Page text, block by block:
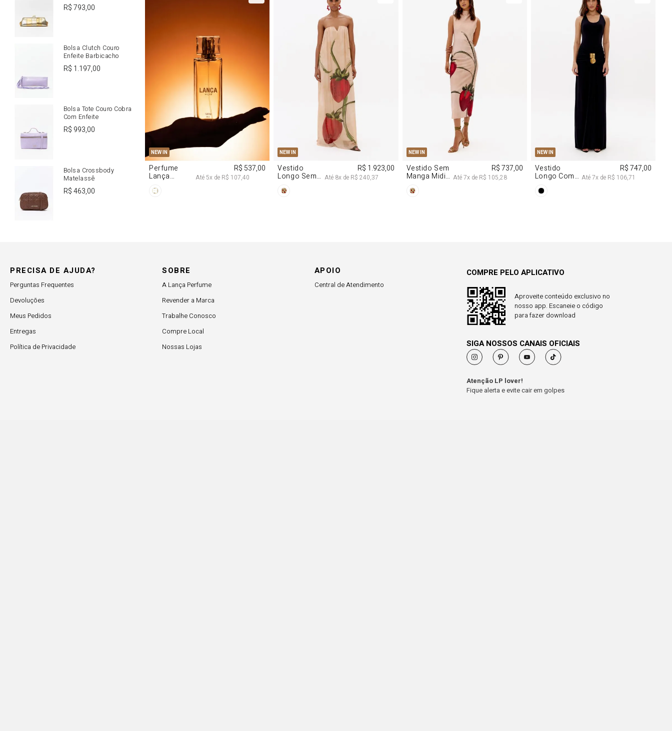
R$793,00
Bolsa Clutch Couro
Enfeite Barbicacho
R$ 1.197,00
Bolsa Tote Couro Cobra
Com Enfeite
R$ 993,00
Bolsa Crossbody
Matelassê
R$463,00
NEW IN
U
Perfume
Lança
R$ 537,00
Até 5x de R$ 107,40
NEW IN
M G
Vestido
Longo Sem
Chiffon
R$ 1.923,00
Até 8x de R$ 240,37
NEW IN
PP M
Vestido Sem
Manga Midi
Morango
R$ 737,00
Até7x de R$ 105,28
NEW IN
PP M
Vestido
Longo Com
Na Frente
R$ 747,00
Até7x de R$ 106,71
PRECISA DE AJUDA?
Perguntas Frequentes
Devoluções
Meus Pedidos
Entregas
Política de Privacidade
SOBRE
A Lança Perfume
Revender a Marca
Trabalhe Conosco
Compre Local
Nossas Lojas
APOIO
Central de Atendimento
COMPRE PELO APLICATIVO
Aproveite conteúdo exclusivo no
nosso app. Escaneie o código
para fazer download
SIGA NOSSOS CANAIS OFICIAIS
Atenção LP lover!
Fique alerta e evite cair em golpes